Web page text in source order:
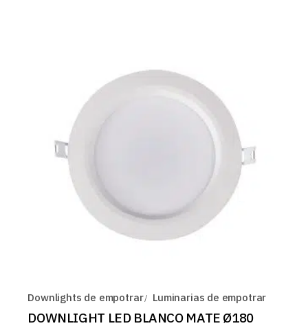
Downlights de empotrar Luminarias de empotrar
DOWNLIGHT LED BLANCO MATE Ø180